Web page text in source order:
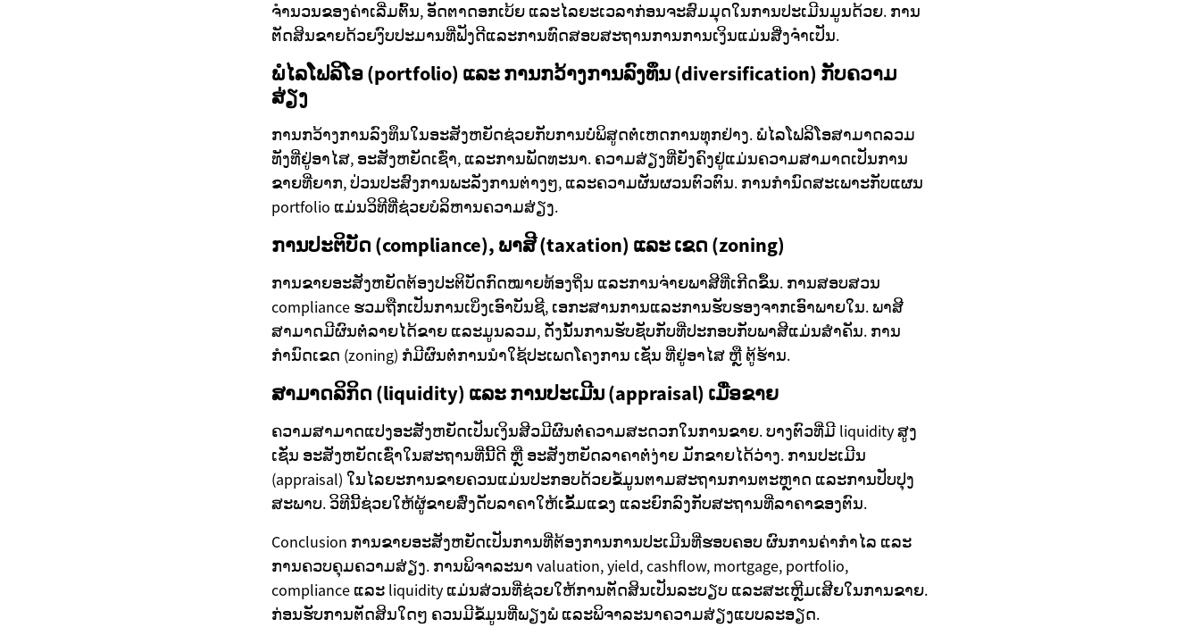
ຈຳນວນຂອງຄ່າເລີ່ມຕົ້ນ, ອັດຕາດອກເບ້ຍ ແລະໄລຍະເວລາກ່ອນຈະສົມມຸດໃນການປະເມີນມູນດ້ວຍ. ການ
ຕັດສິນຂາຍດ້ວຍງົບປະມານທີ່ຟັງດີແລະການທົດສອບສະຖານການການເງິນແມ່ນສີ່ງຈຳເປັນ.
ພໍໄລໂຟລິໂອ (portfolio) ແລະ ການກວ້າງການລົງທຶນ (diversification) ກັບຄວາມ
ສ່ຽງ
ການກວ້າງການລົງທຶນໃນອະສັງຫຍັດຊ່ວຍກັບການບໍ່ພິສູດຕໍ່ເຫດການທຸກຢ່າງ. ພໍໄລໂຟລິໂອສາມາດລວມ
ທັງທີ່ຢູ່ອາໄສ, ອະສັງຫຍັດເຊົ່າ, ແລະການພັດທະນາ. ຄວາມສ່ຽງທີ່ຍັງຄົງຢູ່ແມ່ນຄວາມສາມາດເປັນການ
ຂາຍທີ່ຍາກ, ປ່ວນປະສົງການພະລັງການຕ່າງໆ, ແລະຄວາມຜັນຜວນຕົວຕົນ. ການກຳນົດສະເພາະກັບແຜນ
portfolio ແມ່ນວິທີທີ່ຊ່ວຍບໍລິຫານຄວາມສ່ຽງ.
ການປະຕິບັດ (compliance), ພາສີ (taxation) ແລະ ເຂດ (zoning)
ການຂາຍອະສັງຫຍັດຕ້ອງປະຕິບັດກົດໝາຍທ້ອງຖິ່ນ ແລະການຈ່າຍພາສີທີ່ເກີດຂຶ້ນ. ການສອບສວນ
compliance ຮວມຖືກເປັນການເບິ່ງເອົາບັນຊີ, ເອກະສານການແລະການຮັບຮອງຈາກເອົາພາຍໃນ. ພາສີ
ສາມາດມີຜົນຕໍ່ລາຍໄດ້ຂາຍ ແລະມູນລວມ, ດັ່ງນັ້ນການຮັບຊັບກັບທີ່ປະກອບກັບພາສີແມ່ນສໍາຄັນ. ການ
ກຳນົດເຂດ (zoning) ກໍມີຜົນຕໍ່ການນຳໃຊ້ປະເພດໂຄງການ ເຊັ່ນ ທີ່ຢູ່ອາໄສ ຫຼື ຕູ້ຮ້ານ.
ສາມາດລິກິດ (liquidity) ແລະ ການປະເມີນ (appraisal) ເມື່ອຂາຍ
ຄວາມສາມາດແປງອະສັງຫຍັດເປັນເງິນສີວມີຜົນຕໍ່ຄວາມສະດວກໃນການຂາຍ. ບາງຕົວທີ່ມີ liquidity ສູງ
ເຊັ່ນ ອະສັງຫຍັດເຊົ່າໃນສະຖານທີ່ນີ້ດີ ຫຼື ອະສັງຫຍັດລາຄາຕໍ່ງ່າຍ ມັກຂາຍໄດ້ວ່າງ. ການປະເມີນ
(appraisal) ໃນໄລຍະການຂາຍຄວນແມ່ນປະກອບດ້ວຍຂໍ້ມູນຕາມສະຖານການຕະຫຼາດ ແລະການປັບປຸງ
ສະພາບ. ວິທີນີ້ຊ່ວຍໃຫ້ຜູ້ຂາຍສົ່ງດັບລາຄາໃຫ້ເຂັ້ມແຂງ ແລະຍົກລົງກັບສະຖານທີ່ລາຄາຂອງຕົນ.
Conclusion ການຂາຍອະສັງຫຍັດເປັນການທີ່ຕ້ອງການການປະເມີນທີ່ຮອບຄອບ ຜົນການຄ່າກຳໄລ ແລະ
ການຄວບຄຸມຄວາມສ່ຽງ. ການພິຈາລະນາ valuation, yield, cashflow, mortgage, portfolio,
compliance ແລະ liquidity ແມ່ນສ່ວນທີ່ຊ່ວຍໃຫ້ການຕັດສິນເປັນລະບຽບ ແລະສະເຫຼີມເສີຍໃນການຂາຍ.
ກ່ອນຮັບການຕັດສິນໃດໆ ຄວນມີຂໍ້ມູນທີ່ພຽງພໍ ແລະພິຈາລະນາຄວາມສ່ຽງແບບລະອຽດ.